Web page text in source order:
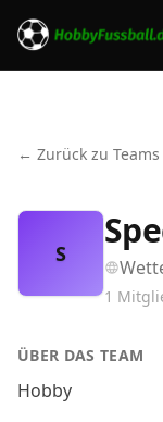
← Zurück zu
S
1
ÜBER DAS TEAM
Hobby